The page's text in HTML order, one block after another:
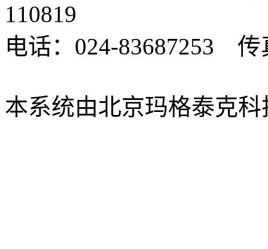
110819
电话：024-83687253
本系统由北京玛格泰克